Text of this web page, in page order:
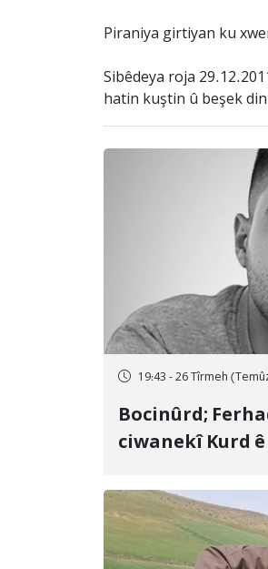
Piraniya girtiyan ku
Sibêdeya roja
hatin kuştin û beşek
19:43 - 26 Tîrmeh
Bocinûrd;
ciwanekî Kurd
cezakirin